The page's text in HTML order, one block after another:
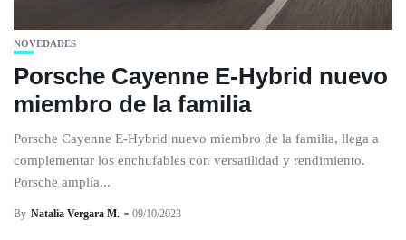
NOVEDADES
Porsche Cayenne E-Hybrid nuevo
miembro de la familia
Porsche Cayenne E-Hybrid nuevo miembro de la familia, llega a
complementar los enchufables con versatilidad y rendimiento.
Porsche amplía...
By Natalia Vergara M. 09/10/2023